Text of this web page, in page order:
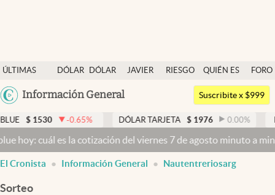
ÚLTIMAS
NOTICIAS
DÓLAR
DÓLAR
JAVIER
RIESGO
QUIÉN ES
QUIÉN
FORO
Argentina
México
Colombia
Información General
Dólar
Members
Economía y Política
Finanzas y Mercados
Mercados Online
Negocios
Suscribite x $999
0.65% DÓLAR TARJETA $ 1976 0.00% DÓLAR MEP
cotización del viernes 7 de agosto minuto a minuto Dólar hoy y
El Cronista Información General Nautentreriosarg
Sorteo